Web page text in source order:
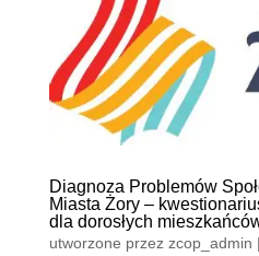
Diagnoza Problemów
Miasta Żory –
dla dorosłych
utworzone przez zcop_admin |